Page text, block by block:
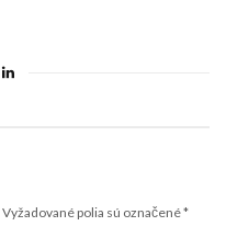
Vyžadované polia sú označené*